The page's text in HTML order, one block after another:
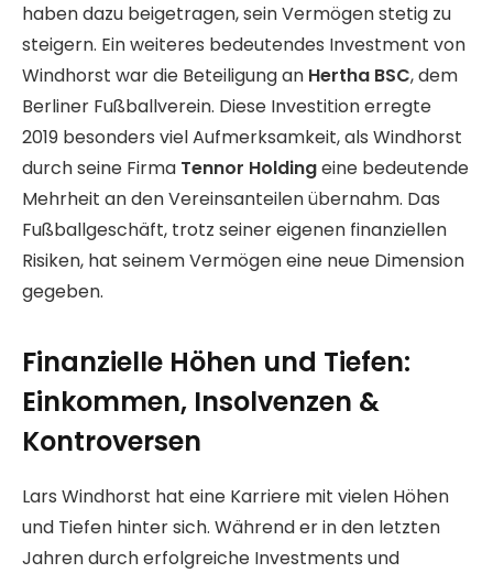
haben dazu beigetragen, sein Vermögen stetig zu
steigern. Ein weiteres bedeutendes Investment von
Windhorst war die Beteiligung an Hertha BSC, dem
Berliner Fußballverein. Diese Investition erregte
2019 besonders viel Aufmerksamkeit, als Windhorst
durch seine Firma Tennor Holdingeine bedeutende
Mehrheit an den Vereinsanteilen übernahm. Das
Fußballgeschäft, trotz seiner eigenen finanziellen
Risiken, hat seinem Vermögen eine neue Dimension
gegeben.
Finanzielle Höhen und Tiefen:
Einkommen, Insolvenzen &
Kontroversen
Lars Windhorst hat eine Karriere mit vielen Höhen
und Tiefen hinter sich. Während er in den letzten
Jahren durch erfolgreiche Investments und